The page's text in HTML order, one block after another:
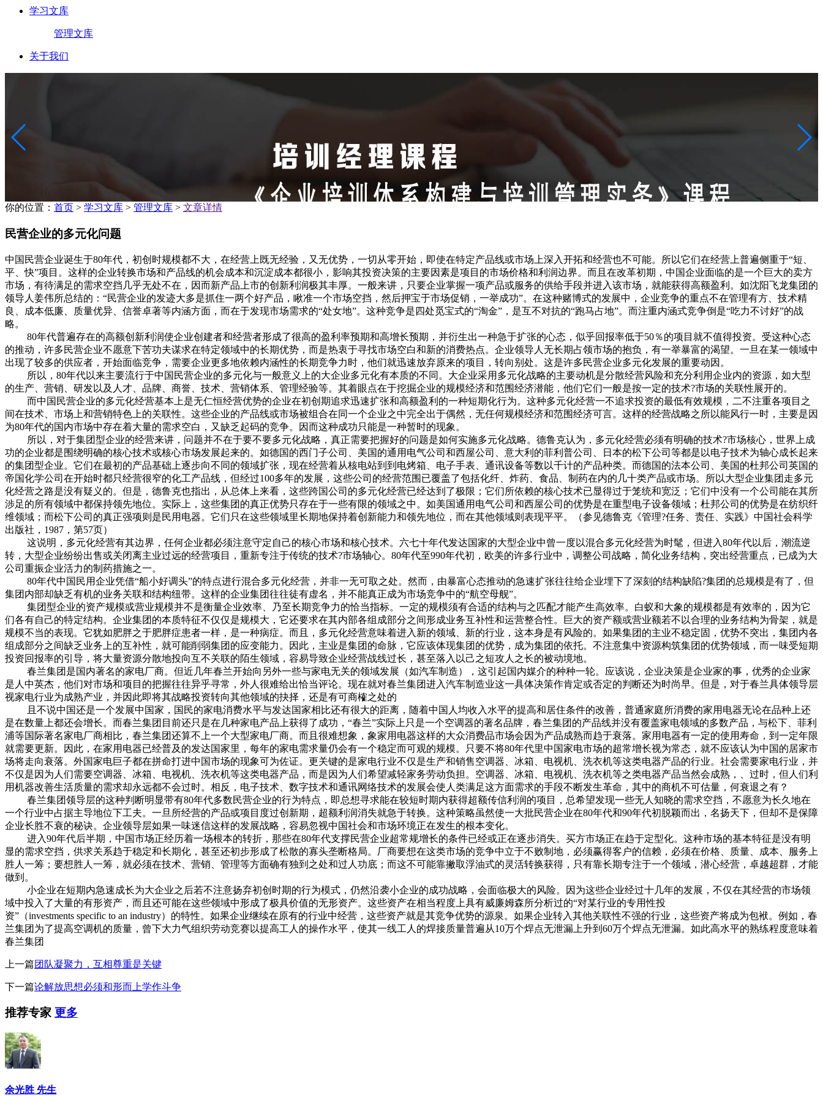
学习文库
管理文库
关于我们
你的位置： 首页 > 学习文库 > 管理文库 > 文章详情
民营企业的多元化问题
中国民营企业诞生于80年代，初创时规模都不大，在经营上既无经验，又无优势，一切从零开始，即使在特定产品线或市场上深入开拓和经营也不可能。所以它们在经营上普遍侧重于“短、
平、快”项目。这样的企业转换市场和产品线的机会成本和沉淀成本都很小，影响其投资决策的主要因素是项目的市场价格和利润边界。而且在改革初期，中国企业面临的是一个巨大的卖方
市场，有待满足的需求空挡几乎无处不在，因而新产品上市的创新利润极其丰厚。一般来讲，只要企业掌握一项产品或服务的供给手段并进入该市场，就能获得高额盈利。如沈阳飞龙集团的
领导人姜伟所总结的：“民营企业的发迹大多是抓住一两个好产品，瞅准一个市场空挡，然后押宝于市场促销，一举成功”。在这种赌博式的发展中，企业竞争的重点不在管理有方、技术精
良、成本低廉、质量优异、信誉卓著等内涵方面，而在于发现市场需求的“处女地”。这种竞争是四处觅宝式的“淘金”，是互不对抗的“跑马占地”。而注重内涵式竞争倒是“吃力不讨好”的战
略。
80年代普遍存在的高额创新利润使企业创建者和经营者形成了很高的盈利率预期和高增长预期，并衍生出一种急于扩张的心态，似乎回报率低于50％的项目就不值得投资。受这种心态
的推动，许多民营企业不愿意下苦功夫谋求在特定领域中的长期优势，而是热衷于寻找市场空白和新的消费热点。企业领导人无长期占领市场的抱负，有一举暴富的渴望。一旦在某一领域中
出现了较多的供应者，开始面临竞争，需要企业更多地依赖内涵性的长期竞争力时，他们就迅速放弃原来的项目，转向别处。这是许多民营企业多元化发展的重要动因。
所以，80年代以来主要流行于中国民营企业的多元化与一般意义上的大企业多元化有本质的不同。大企业采用多元化战略的主要动机是分散经营风险和充分利用企业内的资源，如大型
的生产、营销、研发以及人才、品牌、商誉、技术、营销体系、管理经验等。其着眼点在于挖掘企业的规模经济和范围经济潜能，他们它们一般是按一定的技术?市场的关联性展开的。
而中国民营企业的多元化经营基本上是无仁恒经营优势的企业在初创期追求迅速扩张和高额盈利的一种短期化行为。这种多元化经营一不追求投资的最低有效规模，二不注重各项目之
间在技术、市场上和营销特色上的关联性。这些企业的产品线或市场被组合在同一个企业之中完全出于偶然，无任何规模经济和范围经济可言。这样的经营战略之所以能风行一时，主要是因
为80年代的国内市场中存在着大量的需求空白，又缺乏起码的竞争。因而这种成功只能是一种暂时的现象。
所以，对于集团型企业的经营来讲，问题并不在于要不要多元化战略，真正需要把握好的问题是如何实施多元化战略。德鲁克认为，多元化经营必须有明确的技术?市场核心，世界上成
功的企业都是围绕明确的核心技术或核心市场发展起来的。如德国的西门子公司、美国的通用电气公司和西屋公司、意大利的菲利普公司、日本的松下公司等都是以电子技术为轴心成长起来
的集团型企业。它们在最初的产品基础上逐步向不同的领域扩张，现在经营着从核电站到到电烤箱、电子手表、通讯设备等数以千计的产品种类。而德国的法本公司、美国的杜邦公司英国的
帝国化学公司在开始时都只经营很窄的化工产品线，但经过100多年的发展，这些公司的经营范围已覆盖了包括化纤、炸药、食品、制药在内的几十类产品或市场。所以大型企业集团走多元
化经营之路是没有疑义的。但是，德鲁克也指出，从总体上来看，这些跨国公司的多元化经营已经达到了极限；它们所依赖的核心技术已显得过于笼统和宽泛；它们中没有一个公司能在其所
涉足的所有领域中都保持领先地位。实际上，这些集团的真正优势只存在于一些有限的领域之中。如美国通用电气公司和西屋公司的优势是在重型电子设备领域；杜邦公司的优势是在纺织纤
维领域；而松下公司的真正强项则是民用电器。它们只在这些领域里长期地保持着创新能力和领先地位，而在其他领域则表现平平。（参见德鲁克《管理?任务、责任、实践》中国社会科学
出版社，1987，第57页）
这说明，多元化经营有其边界，任何企业都必须注意守定自己的核心市场和核心技术。六七十年代发达国家的大型企业中曾一度以混合多元化经营为时髦，但进入80年代以后，潮流逆
转，大型企业纷纷出售或关闭离主业过远的经营项目，重新专注于传统的技术?市场轴心。80年代至990年代初，欧美的许多行业中，调整公司战略，简化业务结构，突出经营重点，已成为大
公司重振企业活力的制药措施之一。
80年代中国民用企业凭借“船小好调头”的特点进行混合多元化经营，并非一无可取之处。然而，由暴富心态推动的急速扩张往往给企业埋下了深刻的结构缺陷?集团的总规模是有了，但
集团内部却缺乏有机的业务关联和结构纽带。这样的企业集团往往徒有虚名，并不能真正成为市场竞争中的“航空母舰”。
集团型企业的资产规模或营业规模并不是衡量企业效率、乃至长期竞争力的恰当指标。一定的规模须有合适的结构与之匹配才能产生高效率。白蚁和大象的规模都是有效率的，因为它
们各有自己的特定结构。企业集团的本质特征不仅仅是规模大，它还要求在其内部各组成部分之间形成业务互补性和运营整合性。巨大的资产额或营业额若不以合理的业务结构为骨架，就是
规模不当的表现。它犹如肥胖之于肥胖症患者一样，是一种病症。而且，多元化经营意味着进入新的领域、新的行业，这本身是有风险的。如果集团的主业不稳定固，优势不突出，集团内各
组成部分之间缺乏业务上的互补性，就可能削弱集团的应变能力。因此，主业是集团的命脉，它应该体现集团的优势，成为集团的依托。不注意集中资源构筑集团的优势领域，而一味受短期
投资回报率的引导，将大量资源分散地投向互不关联的陌生领域，容易导致企业经营战线过长，甚至落入以己之短攻人之长的被动境地。
春兰集团是国内著名的家电厂商。但近几年春兰开始向另外一些与家电无关的领域发展（如汽车制造），这引起国内媒介的种种一轮。应该说，企业决策是企业家的事，优秀的企业家
是人中英杰，他们对市场和项目的把握往往异乎寻常，外人很难给出恰当评论。现在就对春兰集团进入汽车制造业这一具体决策作肯定或否定的判断还为时尚早。但是，对于春兰具体领导层
视家电行业为成熟产业，并因此即将其战略投资转向其他领域的抉择，还是有可商榷之处的
且不说中国还是一个发展中国家，国民的家电消费水平与发达国家相比还有很大的距离，随着中国人均收入水平的提高和居住条件的改善，普通家庭所消费的家用电器无论在品种上还
是在数量上都还会增长。而春兰集团目前还只是在几种家电产品上获得了成功，“春兰”实际上只是一个空调器的著名品牌，春兰集团的产品线并没有覆盖家电领域的多数产品，与松下、菲利
浦等国际著名家电厂商相比，春兰集团还算不上一个大型家电厂商。而且很难想象，象家用电器这样的大众消费品市场会因为产品成熟而趋于衰落。家用电器有一定的使用寿命，到一定年限
就需要更新。因此，在家用电器已经普及的发达国家里，每年的家电需求量仍会有一个稳定而可观的规模。只要不将80年代里中国家电市场的超常增长视为常态，就不应该认为中国的居家市
场将走向衰落。外国家电巨子都在拼命打进中国市场的现象可为佐证。更关键的是家电行业不仅是生产和销售空调器、冰箱、电视机、洗衣机等这类电器产品的行业。社会需要家电行业，并
不仅是因为人们需要空调器、冰箱、电视机、洗衣机等这类电器产品，而是因为人们希望减轻家务劳动负担。空调器、冰箱、电视机、洗衣机等之类电器产品当然会成熟，、过时，但人们利
用机器改善生活质量的需求却永远都不会过时。相反，电子技术、数字技术和通讯网络技术的发展会使人类满足这方面需求的手段不断发生革命，其中的商机不可估量，何衰退之有？
春兰集团领导层的这种判断明显带有80年代多数民营企业的行为特点，即总想寻求能在较短时期内获得超额传信利润的项目，总希望发现一些无人知晓的需求空挡，不愿意为长久地在
一个行业中占据主导地位下工夫。一旦所经营的产品或项目度过创新期，超额利润消失就急于转换。这种策略虽然使一大批民营企业在80年代和90年代初脱颖而出，名扬天下，但却不是保障
企业长胜不衰的秘诀。企业领导层如果一味迷信这样的发展战略，容易忽视中国社会和市场环境正在发生的根本变化。
进入90年代后半期，中国市场正经历着一场根本的转折，那些在80年代支撑民营企业超常规增长的条件已经或正在逐步消失。买方市场正在趋于定型化。这种市场的基本特征是没有明
显的需求空挡，供求关系趋于稳定和长期化，甚至还初步形成了松散的寡头垄断格局。厂商要想在这类市场的竞争中立于不败制地，必须赢得客户的信赖，必须在价格、质量、成本、服务上
胜人一筹；要想胜人一筹，就必须在技术、营销、管理等方面确有独到之处和过人功底；而这不可能靠撇取浮油式的灵活转换获得，只有靠长期专注于一个领域，潜心经营，卓越超群，才能
做到。
小企业在短期内急速成长为大企业之后若不注意扬弃初创时期的行为模式，仍然沿袭小企业的成功战略，会面临极大的风险。因为这些企业经过十几年的发展，不仅在其经营的市场领
域中投入了大量的有形资产，而且还可能在这些领域中形成了极具价值的无形资产。这些资产在相当程度上具有威廉姆森所分析过的“对某行业的专用性投
资”（investments specific to an industry）的特性。如果企业继续在原有的行业中经营，这些资产就是其竞争优势的源泉。如果企业转入其他关联性不强的行业，这些资产将成为包袱。例如，春
兰集团为了提高空调机的质量，曾下大力气组织劳动竞赛以提高工人的操作水平，使其一线工人的焊接质量普遍从10万个焊点无泄漏上升到60万个焊点无泄漏。如此高水平的熟练程度意味着
春兰集团
上一篇团队凝聚力，互相尊重是关键
下一篇论解放思想必须和形而上学作斗争
推荐专家 更多
余光胜 先生